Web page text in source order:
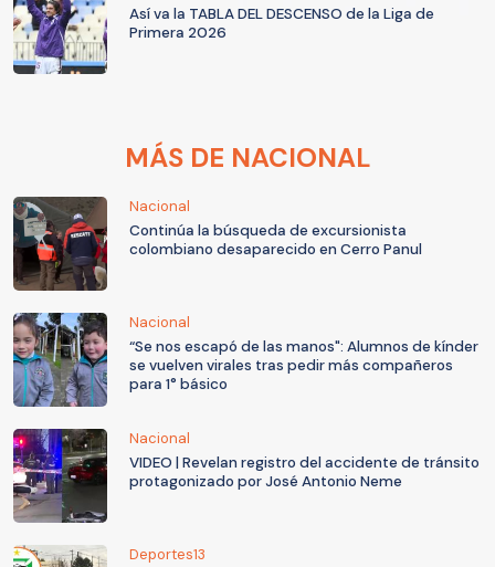
Así va la TABLA DEL DESCENSO de la Liga de
Primera 2026
MÁS DE NACIONAL
Nacional
Continúa la búsqueda de excursionista
colombiano desaparecido en Cerro Panul
Nacional
“Se nos escapó de las manos": Alumnos de kínder
se vuelven virales tras pedir más compañeros
para 1° básico
Nacional
VIDEO | Revelan registro del accidente de tránsito
protagonizado por José Antonio Neme
Deportes13